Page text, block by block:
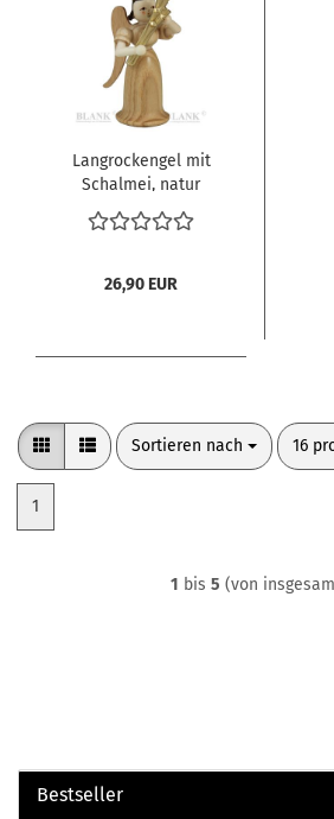
Langrockengel mit
Schalmei, natur
26,90 EUR
Sortieren nach
Sortieren nach 16
pro
1
1 bis 5 (von
Bestseller